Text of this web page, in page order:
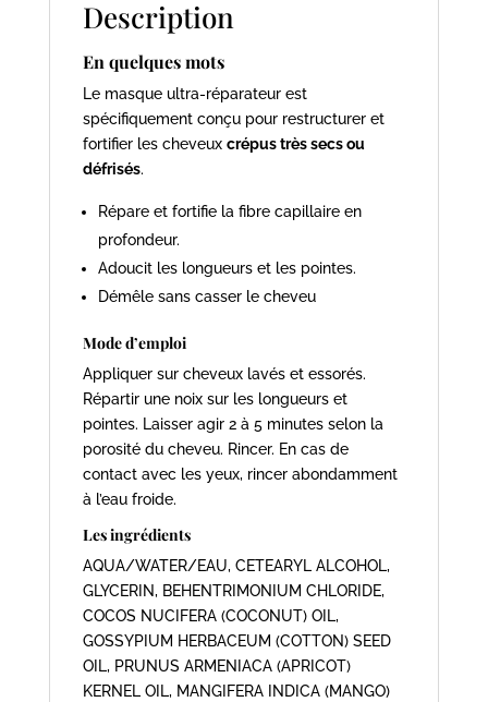
Description
En quelques mots
Le masque ultra-réparateur est
spécifiquement conçu pour restructurer et
fortifier les cheveux crépus très secs ou
défrisés.
Répare et fortifie la fibre capillaire en
profondeur.
Adoucit les longueurs et les pointes.
Démêle sans casser le cheveu
Mode d’emploi
Appliquer sur cheveux lavés et essorés.
Répartir une noix sur les longueurs et
pointes. Laisser agir 2 à 5 minutes selon la
porosité du cheveu. Rincer. En cas de
contact avec les yeux, rincer abondamment
à l’eau froide.
Les ingrédients
AQUA/WATER/EAU, CETEARYL ALCOHOL,
GLYCERIN, BEHENTRIMONIUM CHLORIDE,
COCOS NUCIFERA (COCONUT) OIL,
GOSSYPIUM HERBACEUM (COTTON) SEED
OIL, PRUNUS ARMENIACA (APRICOT)
KERNEL OIL, MANGIFERA INDICA (MANGO)